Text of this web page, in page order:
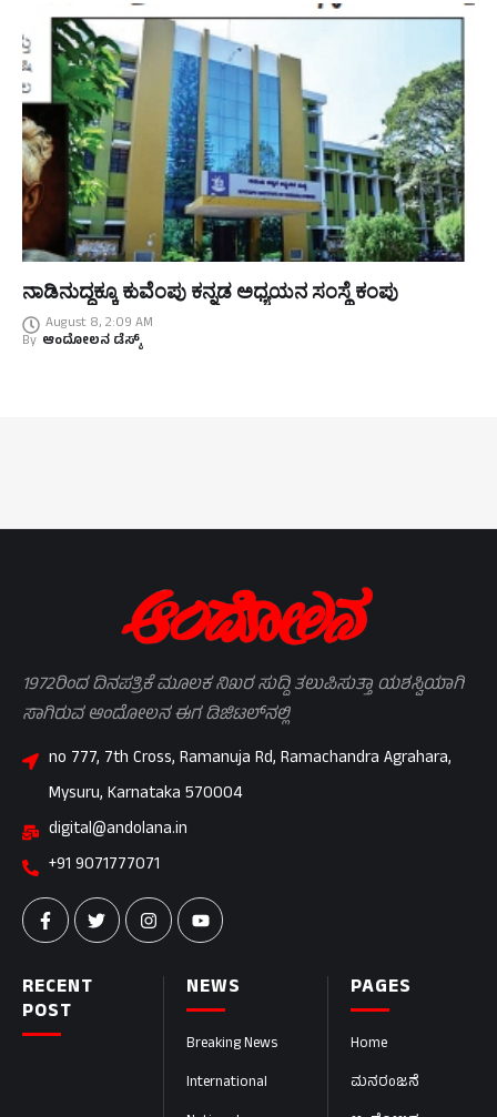
ನಾಡಿನುದ್ದಕ್ಕೂ ಕುವೆಂಪು ಕನ್ನಡ ಅಧ್ಯಯನ ಸಂಸ್ಥೆ ಕಂಪು
August 8, 2:09 AM
By ಆಂದೋಲನ ಡೆಸ್ಕ್
PAGES
Home
ಮನರಂಜನೆ
NEWS
Breaking News
International
RECENT
POST
1972ರಿಂದ ದಿನಪತ್ರಿಕೆ ಮೂಲಕ ನಿಖರ ಸುದ್ದಿ ತಲುಪಿಸುತ್ತಾ ಯಶಸ್ವಿಯಾಗಿ
ಸಾಗಿರುವ ಆಂದೋಲನ ಈಗ ಡಿಜಿಟಲ್‌ನಲ್ಲಿ
no 777, 7th Cross, Ramanuja Rd, Ramachandra Agrahara,
Mysuru, Karnataka 570004
digital@andolana.in
+91 9071777071